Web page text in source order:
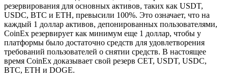
резервирования для основных активов, таких как USDT,
USDC, BTC и ETH, превысили 100%. Это означает, что на
каждый 1 доллар активов, депонированных пользователями,
CoinEx резервирует как минимум еще 1 доллар, чтобы у
платформы было достаточно средств для удовлетворения
требований пользователей о снятии средств. В настоящее
время CoinEx доказывает свой резерв CET, USDT, USDC,
BTC, ETH и DOGE.